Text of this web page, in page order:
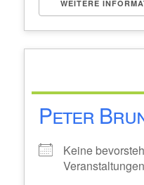
WEITERE
Peter
Keine
Veranstaltungen